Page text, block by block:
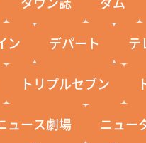
ン デパート テ
トリプルセブン
ュース劇場 ニュー